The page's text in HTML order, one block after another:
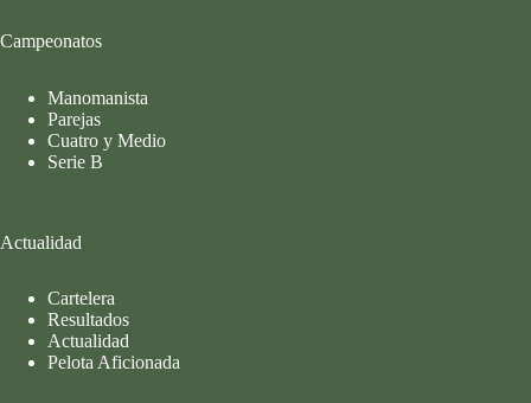
Campeonatos
Manomanista
Parejas
Cuatro y Medio
Serie B
Actualidad
Cartelera
Resultados
Actualidad
Pelota Aficionada